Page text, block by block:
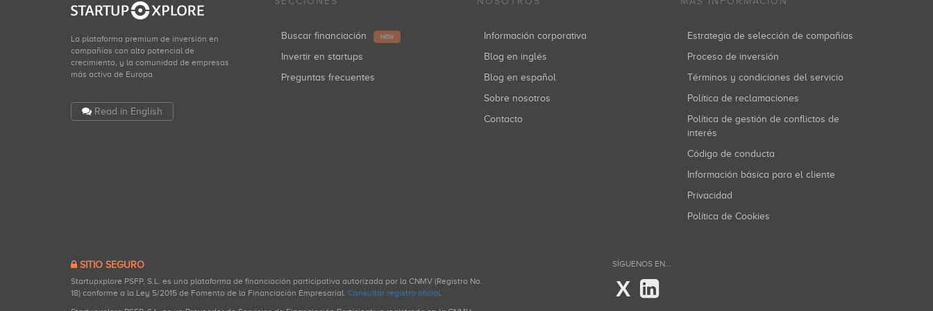
La plataforma premium de inversión en
compañías con alto potencial de
crecimiento, y la comunidad de empresas
más activa de Europa.
Read in English
Buscar financiación NEW
Invertir en startups
Preguntas frecuentes
Información corporativa
Blog en inglés
Blog en español
Sobre nosotros
Contacto
Estrategia de selección de compañías
Proceso de inversión
Términos y condiciones del servicio
Política de reclamaciones
Política de gestión de conflictos de
interés
Código de conducta
Información básica para el cliente
Privacidad
Política de Cookies
SITIO SEGURO
Startupxplore PSFP, S.L. es una plataforma de financiación participativa autorizada por la CNMV (Registro No.
18) conforme a la Ley 5/2015 de Fomento de la Financiación Empresarial. Consultar registro oficial
SÍGUENOS EN...
X